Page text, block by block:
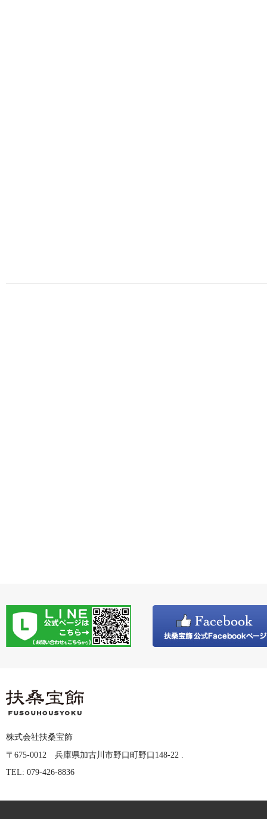
株式会社扶桑宝飾
〒675-0012 兵庫県加古川市野口町野口148-22 .
TEL: 079-426-8836